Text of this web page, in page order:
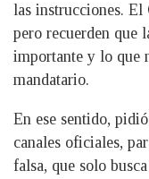
las instrucciones. El
pero recuerden que
importante y lo que
mandatario.
En ese sentido,
canales oficiales,
falsa, que solo